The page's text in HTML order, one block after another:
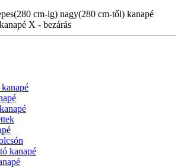
cm-ig) nagy(280 cm-től) kanapé
X - bezárás
kanapé